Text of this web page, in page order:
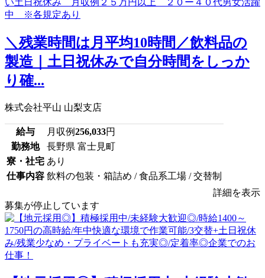
＼残業時間は月平均10時間／飲料品の
製造｜土日祝休みで自分時間をしっか
り確...
株式会社平山 山梨支店
給与 月収例256,033円
勤務地
長野県 富士見町
寮・社宅 あり
仕事内容 飲料の包装・箱詰め / 食品系工場 / 交替制
詳細を表示
募集が停止しています